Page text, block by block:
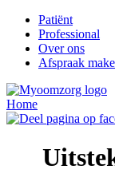
Patiënt
Professional
Over ons
Afspraak
Home